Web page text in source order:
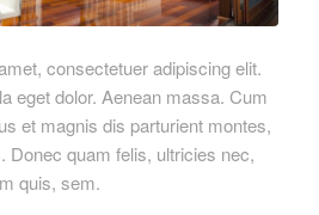
consectetuer adipiscing elit.
eget dolor. Aenean massa. Cum
et magnis dis parturient montes,
Donec quam felis, ultricies nec,
quis, sem.